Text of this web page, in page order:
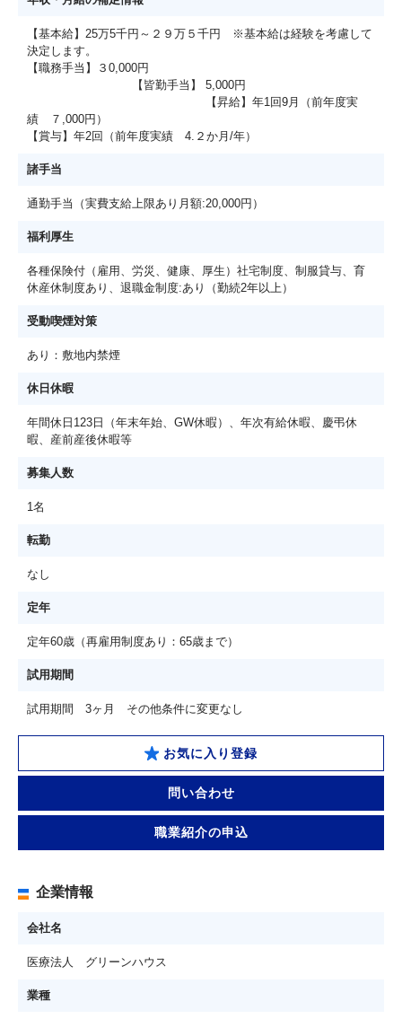
【基本給】25万5千円～２９万５千円 ※基本給は経験を考慮して
決定します。
【職務手当】３0,000円
【皆勤手当】 5,000円
【昇給】年1回9月（前年度実
績 ７,000円）
【賞与】年2回（前年度実績 4.２か月/年）
諸手当
通勤手当（実費支給上限あり月額:20,000円）
福利厚生
各種保険付（雇用、労災、健康、厚生）社宅制度、制服貸与、育
休産休制度あり、退職金制度:あり（勤続2年以上）
受動喫煙対策
あり：敷地内禁煙
休日休暇
年間休日123日（年末年始、GW休暇）、年次有給休暇、慶弔休
暇、産前産後休暇等
募集人数
1名
転勤
なし
定年
定年60歳（再雇用制度あり：65歳まで）
試用期間
試用期間 3ヶ月 その他条件に変更なし
お気に入り登録
問い合わせ
職業紹介の申込
企業情報
会社名
医療法人 グリーンハウス
業種